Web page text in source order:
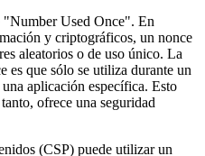
"Number Used Once". En
y criptográficos, un nonce
aleatorios o de uso único. La
es que sólo se utiliza durante un
aplicación específica. Esto
ofrece una seguridad
(CSP) puede utilizar un